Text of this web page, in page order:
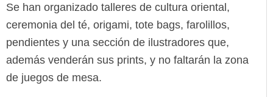
Se han organizado talleres de cultura oriental,
ceremonia del té, origami, tote bags, farolillos,
pendientes y una sección de ilustradores que,
además venderán sus prints, y no faltarán la zona
de juegos de mesa.